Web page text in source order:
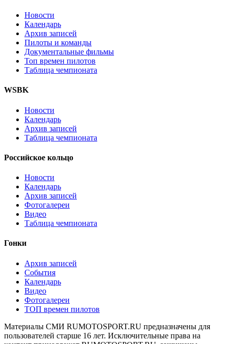
Новости
Календарь
Архив записей
Пилоты и команды
Документальные фильмы
Топ времен пилотов
Таблица чемпионата
WSBK
Новости
Календарь
Архив записей
Таблица чемпионата
Российское кольцо
Новости
Календарь
Архив записей
Фотогалереи
Видео
Таблица чемпионата
Гонки
Архив записей
События
Календарь
Видео
Фотогалереи
ТОП времен пилотов
Материалы СМИ RUMOTOSPORT.RU предназначены для
пользователей старше 16 лет. Исключительные права на